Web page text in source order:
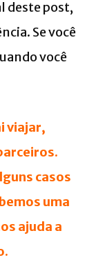
deste post,
Se você
você
viajar,
casos
uma
ajuda a